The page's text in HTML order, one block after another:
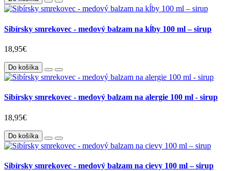
Sibírsky smrekovec - medový balzam na kĺby 100 ml – sirup
18,95€
Do košíka
Sibírsky smrekovec - medový balzam na alergie 100 ml - sirup
18,95€
Do košíka
Sibírsky smrekovec - medový balzam na cievy 100 ml – sirup